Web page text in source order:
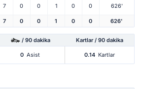
7 0 0 1 0 0 626'
7 0 0 1 0 0 626'
/ 90 dakika Kartlar / 90 dakika
0 Asist 0.14 Kartlar